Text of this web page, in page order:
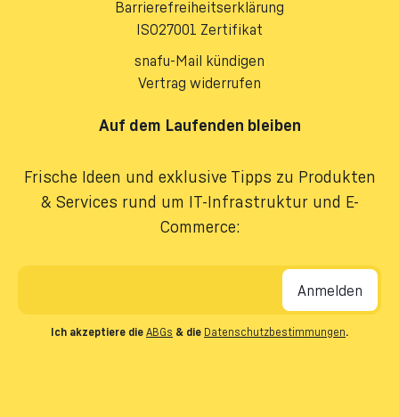
Barrierefreiheitserklärung
ISO27001 Zertifikat
snafu-Mail kündigen
Vertrag widerrufen
Auf dem Laufenden bleiben
Frische Ideen und exklusive Tipps zu Produkten
& Services rund um IT-Infrastruktur und E-
Commerce:
E-Mail-Adresse
Ich akzeptiere die ABGs & die Datenschutzbestimmungen.